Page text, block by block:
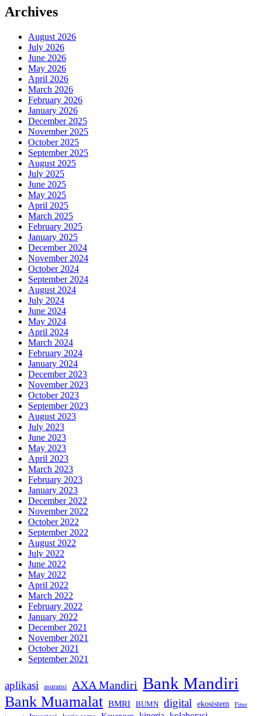
Archives
August 2026
July 2026
June 2026
May 2026
April 2026
March 2026
February 2026
January 2026
December 2025
November 2025
October 2025
September 2025
August 2025
July 2025
June 2025
May 2025
April 2025
March 2025
February 2025
January 2025
December 2024
November 2024
October 2024
September 2024
August 2024
July 2024
June 2024
May 2024
April 2024
March 2024
February 2024
January 2024
December 2023
November 2023
October 2023
September 2023
August 2023
July 2023
June 2023
May 2023
April 2023
March 2023
February 2023
January 2023
December 2022
November 2022
October 2022
September 2022
August 2022
July 2022
June 2022
May 2022
April 2022
March 2022
February 2022
January 2022
December 2021
November 2021
October 2021
September 2021
aplikasi asuransi AXA Mandiri Bank Mandiri
Bank Muamalat BMRI BUMN digital ekosistem Fitur